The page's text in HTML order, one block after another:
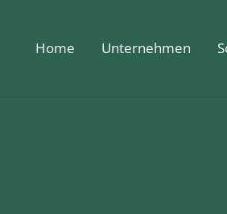
Home Unternehmen